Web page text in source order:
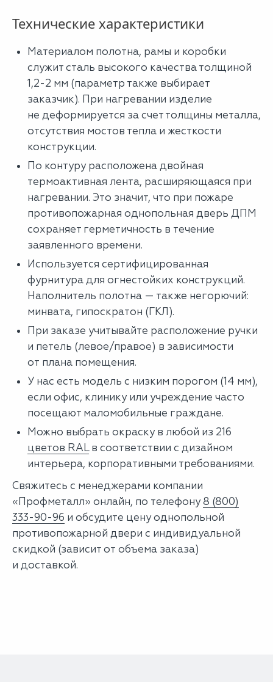
Технические характеристики
Материалом полотна, рамы и коробки
служит сталь высокого качества толщиной
1,2-2 мм (параметр также выбирает
заказчик). При нагревании изделие
не деформируется за счет толщины металла,
отсутствия мостов тепла и жесткости
конструкции.
По контуру расположена двойная
термоактивная лента, расширяющаяся при
нагревании. Это значит, что при пожаре
противопожарная однопольная дверь ДПМ
сохраняет герметичность в течение
заявленного времени.
Используется сертифицированная
фурнитура для огнестойких конструкций.
Наполнитель полотна — также негорючий:
минвата, гипоскратон (ГКЛ).
При заказе учитывайте расположение ручки
и петель (левое/правое) в зависимости
от плана помещения.
У нас есть модель с низким порогом (14 мм),
если офис, клинику или учреждение часто
посещают маломобильные граждане.
Можно выбрать окраску в любой из 216
цветов RALв соответствии с дизайном
интерьера, корпоративными требованиями.
Свяжитесь с менеджерами компании
«Профметалл» онлайн, по телефону8 (800)
333-90-96 и обсудите цену однопольной
противопожарной двери с индивидуальной
скидкой (зависит от объема заказа)
и доставкой.